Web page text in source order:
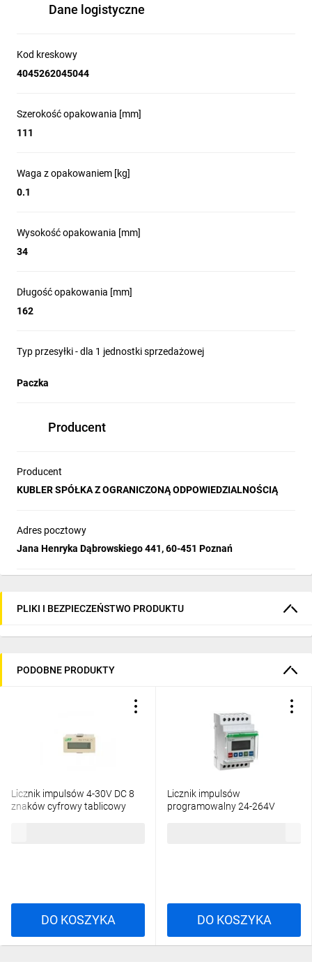
Dane logistyczne
Kod kreskowy
4045262045044
Szerokość opakowania [mm]
111
Waga z opakowaniem [kg]
0.1
Wysokość opakowania [mm]
34
Długość opakowania [mm]
162
Typ przesyłki - dla 1 jednostki sprzedażowej
Paczka
Producent
Producent
KUBLER SPÓŁKA Z OGRANICZONĄ ODPOWIEDZIALNOŚCIĄ
Adres pocztowy
Jana Henryka Dąbrowskiego 441, 60-451 Poznań
PLIKI I BEZPIECZEŃSTWO PRODUKTU
PODOBNE PRODUKTY
Licznik impulsów 4-30V DC 8
znaków cyfrowy tablicowy
DO KOSZYKA
Licznik impulsów
programowalny 24-264V
DO KOSZYKA